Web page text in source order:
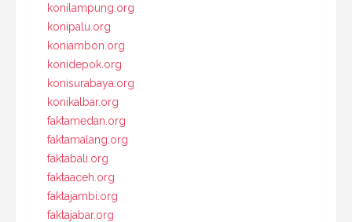
konilampung.org
konipalu.org
koniambon.org
konidepok.org
konisurabaya.org
konikalbar.org
faktamedan.org
faktamalang.org
faktabali.org
faktaaceh.org
faktajambi.org
faktajabar.org